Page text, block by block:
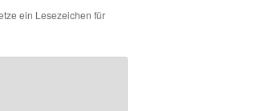
ein Lesezeichen für